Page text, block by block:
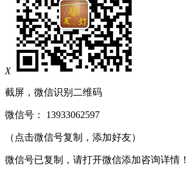
X
截屏，微信识别二维码
微信号： 13933062597
（点击微信号复制，添加好友）
微信号已复制，请打开微信添加咨询详情！